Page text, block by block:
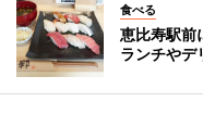
食べる
恵比寿駅前
ランチやデ